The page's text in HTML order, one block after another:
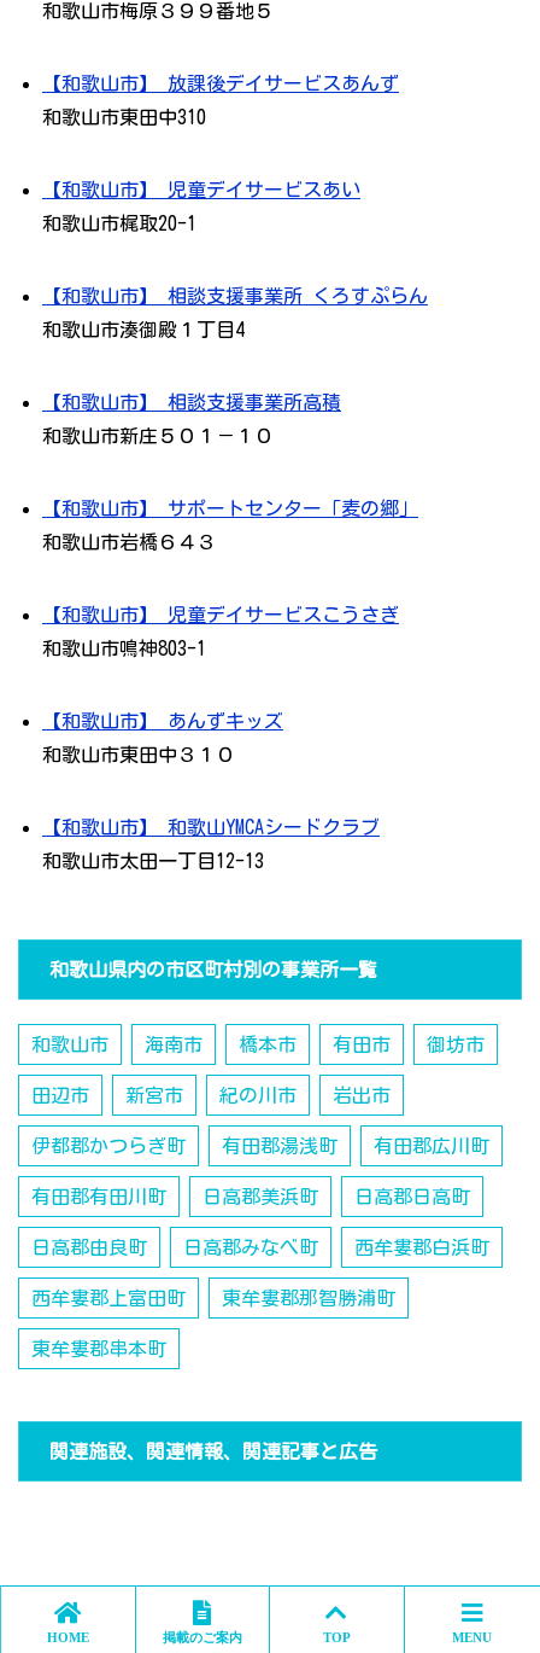
和歌山市梅原３９９番地５
【和歌山市】 放課後デイサービスあんず
和歌山市東田中310
【和歌山市】 児童デイサービスあい
和歌山市梶取20-1
【和歌山市】 相談支援事業所 くろすぷらん
和歌山市湊御殿１丁目4
【和歌山市】 相談支援事業所高積
和歌山市新庄５０１－１０
【和歌山市】 サポートセンター「麦の郷」
和歌山市岩橋６４３
【和歌山市】 児童デイサービスこうさぎ
和歌山市鳴神803-1
【和歌山市】 あんずキッズ
和歌山市東田中３１０
【和歌山市】 和歌山YMCAシードクラブ
和歌山市太田一丁目12-13
和歌山県内の市区町村別の事業所一覧
和歌山市 海南市 橋本市 有田市 御坊市
田辺市 新宮市 紀の川市 岩出市
伊都郡かつらぎ町 有田郡湯浅町 有田郡広川町
有田郡有田川町 日高郡美浜町 日高郡日高町
日高郡由良町 日高郡みなべ町 西牟婁郡白浜町
西牟婁郡上富田町 東牟婁郡那智勝浦町
東牟婁郡串本町
関連施設、関連情報、関連記事と広告
HOME 掲載のご案内 TOP MENU